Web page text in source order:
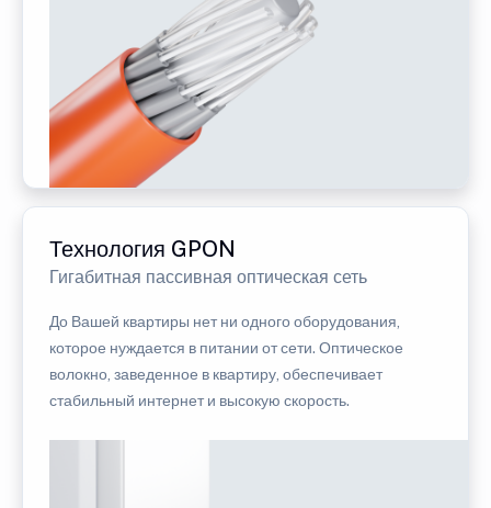
Технология GPON
Гигабитная пассивная оптическая сеть
До Вашей квартиры нет ни одного оборудования,
которое нуждается в питании от сети. Оптическое
волокно, заведенное в квартиру, обеспечивает
стабильный интернет и высокую скорость.